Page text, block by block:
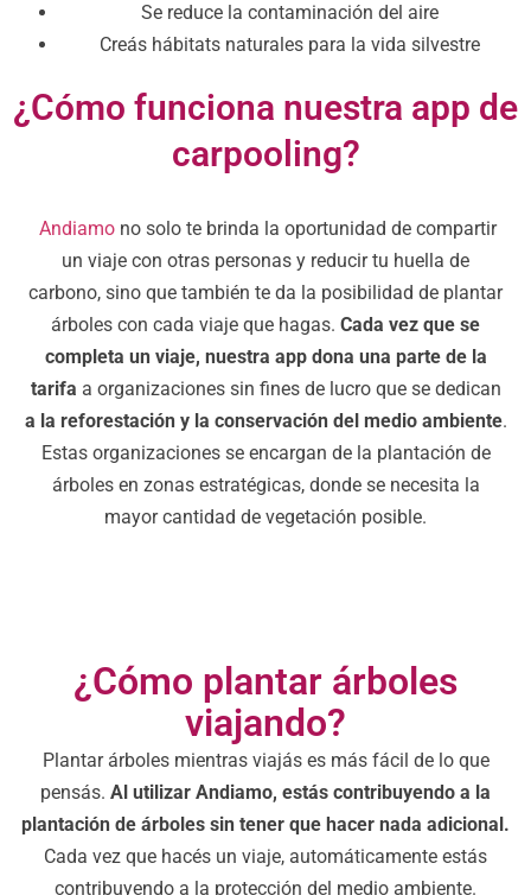
Se reduce la contaminación del aire
Creás hábitats naturales para la vida silvestre
¿Cómo funciona nuestra app de
carpooling?
Andiamo no solo te brinda la oportunidad de compartir
un viaje con otras personas y reducir tu huella de
carbono, sino que también te da la posibilidad de plantar
árboles con cada viaje que hagas. Cada vez que se
completa un viaje, nuestra app dona una parte de la
tarifa a organizaciones sin fines de lucro que se dedican
a la reforestación y la conservación del medio ambiente.
Estas organizaciones se encargan de la plantación de
árboles en zonas estratégicas, donde se necesita la
mayor cantidad de vegetación posible.
¿Cómo plantar árboles
viajando?
Plantar árboles mientras viajás es más fácil de lo que
pensás. Al utilizar Andiamo, estás contribuyendo a la
plantación de árboles sin tener que hacer nada adicional.
Cada vez que hacés un viaje, automáticamente estás
contribuyendo a la protección del medio ambiente.